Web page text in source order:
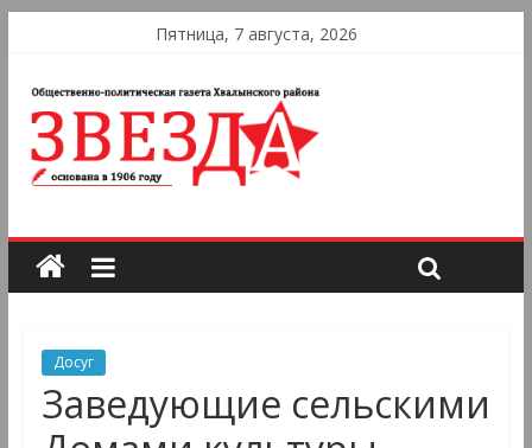
Пятница, 7 августа, 2026
Досуг
Заведующие сельскими